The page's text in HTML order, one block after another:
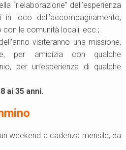
“rielaborazione” dell’esperienza
loco dell’accompagnamento,
con le comunità locali, ecc.;
visiteranno una missione,
per amicizia con qualche
per un’esperienza di qualche
ai 35 anni.
weekend a cadenza mensile, da